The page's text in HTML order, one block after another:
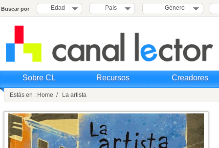
Buscar por Edad País Género
Sobre CL Recursos Creadores
Estás en : Home / La artista